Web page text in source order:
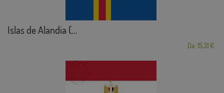
Islas de Alandia (...
Da: 15,31 €